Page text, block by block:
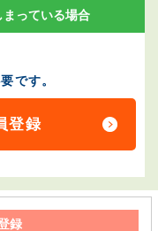
っている場合
です。
登録
録